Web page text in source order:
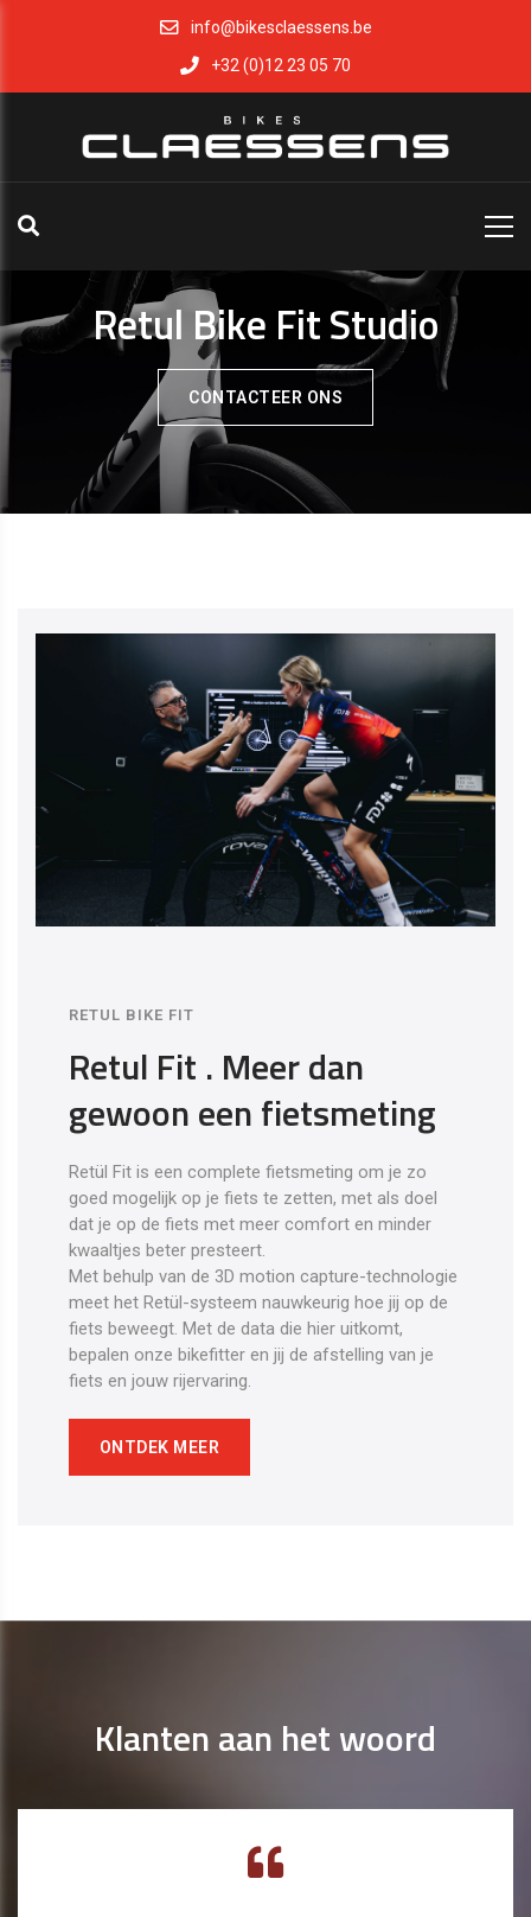
info@bikesclaessens.be
+32 (0)12 23 05 70
Retul Bike Fit Studio
CONTACTEER ONS
RETUL BIKE FIT
Retul Fit . Meer dan
gewoon een fietsmeting
Retül Fit is een complete fietsmeting om je zo
goed mogelijk op je fiets te zetten, met als doel
dat je op de fiets met meer comfort en minder
kwaaltjes beter presteert.
Met behulp van de 3D motion capture-technologie
meet het Retül-systeem nauwkeurig hoe jij op de
fiets beweegt. Met de data die hier uitkomt,
bepalen onze bikefitter en jij de afstelling van je
fiets en jouw rijervaring.
ONTDEK MEER
Klanten aan het woord